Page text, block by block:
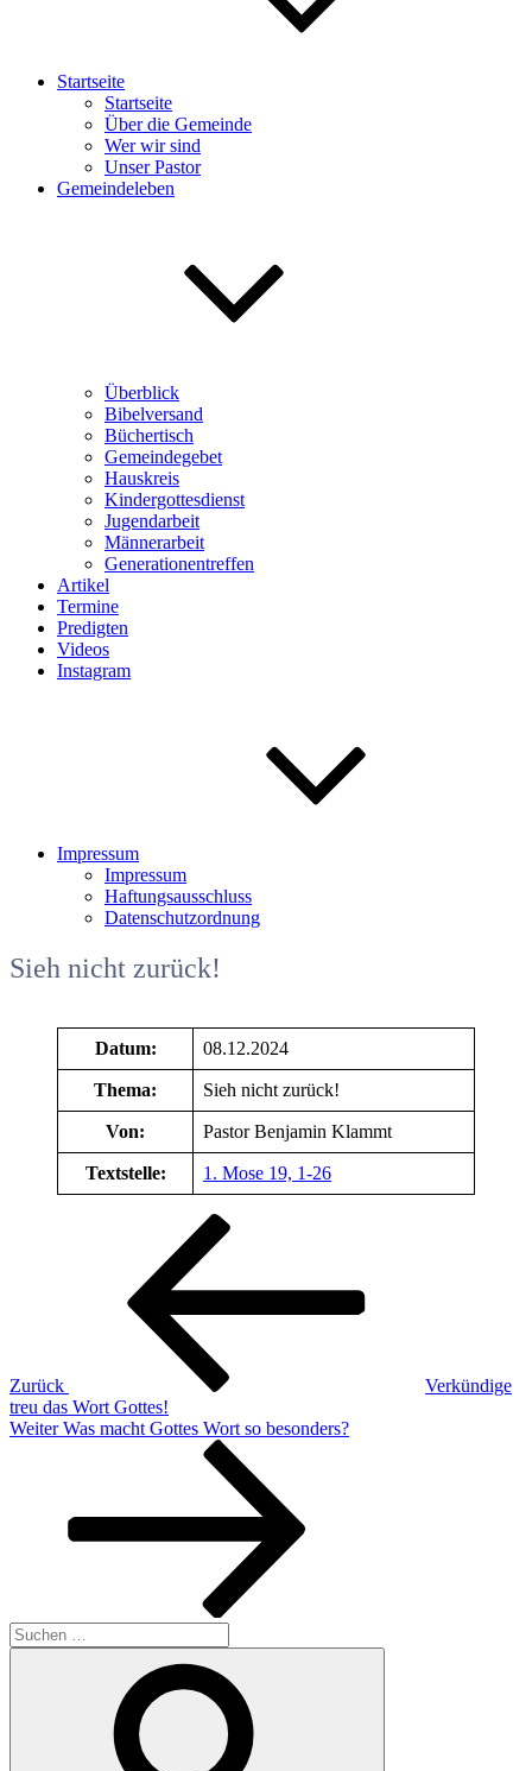
Startseite
Startseite
Über die Gemeinde
Wer wir sind
Unser Pastor
Gemeindeleben
Überblick
Bibelversand
Büchertisch
Gemeindegebet
Hauskreis
Kindergottesdienst
Jugendarbeit
Männerarbeit
Generationentreffen
Artikel
Termine
Predigten
Videos
Instagram
Impressum
Impressum
Haftungsausschluss
Datenschutzordnung
Sieh nicht zurück!
Datum: 08.12.2024
Thema: Sieh nicht zurück!
Von: Pastor Benjamin Klammt
Textstelle: 1. Mose 19, 1-26
Beitragsnavigation
Zurück
Verkündige
treu das Wort Gottes!
Nächster
Weiter Was macht Gottes Wort so besonders?
Suchen
nach: